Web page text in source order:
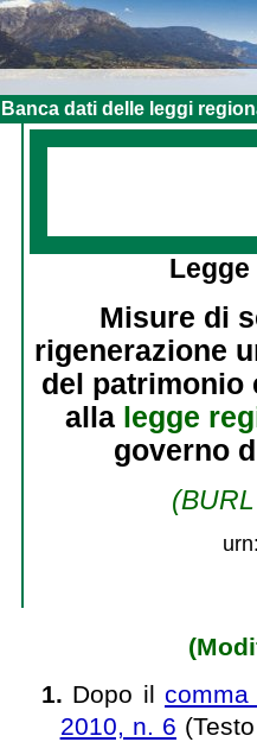
Banca dati delle leggi
Misure di
rigenerazione
del patrimonio
alla legge
governo
1. Dopo il
2010, n. 6